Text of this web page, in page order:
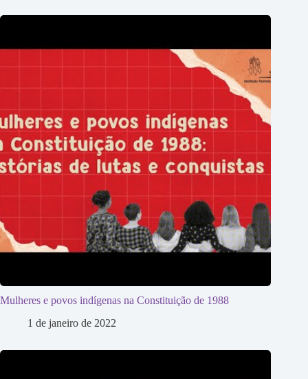
Mulheres e povos indígenas na Constituição de 1988
1 de janeiro de 2022